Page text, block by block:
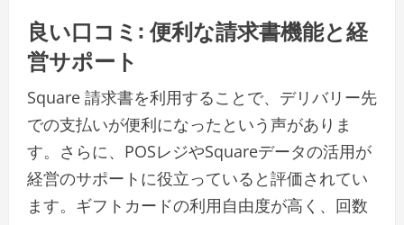
良い口コミ: 便利な請求書機能と経
営サポート
Square 請求書を利用することで、デリバリー先
での支払いが便利になったという声がありま
す。さらに、POSレジやSquareデータの活用が
経営のサポートに役立っていると評価されてい
ます。ギフトカードの利用自由度が高く、回数